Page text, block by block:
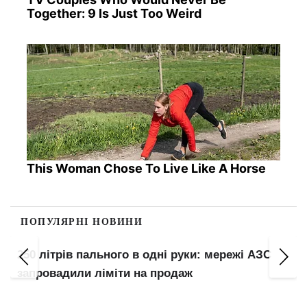
Together: 9 Is Just Too Weird
This Woman Chose To Live Like A Horse
ПОПУЛЯРНІ НОВИНИ
250 літрів пального в одні руки: мережі АЗС
запровадили ліміти на продаж